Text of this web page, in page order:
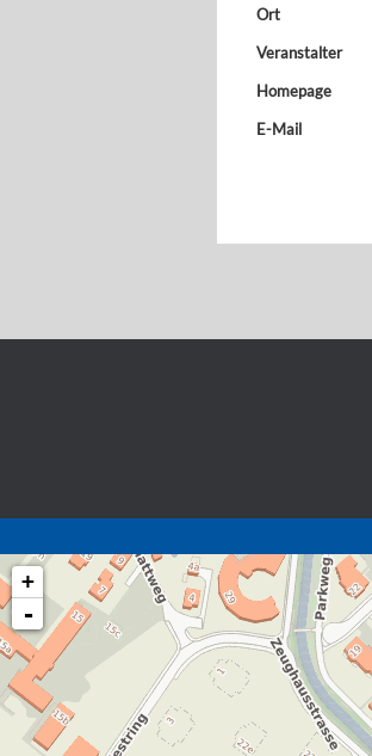
Ort
Veranstalter
Homepage
E-Mail